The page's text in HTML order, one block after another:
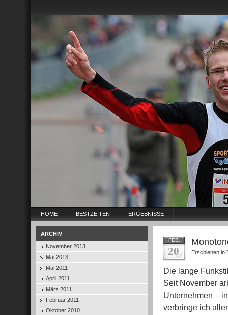
HOME BESTZEITEN ERGEBNISSE
ARCHIV
November 2013
Mai 2013
Mai 2011
April 2011
März 2011
Februar 2011
Oktober 2010
FEB.
20 Erschienen in
Die lange
Seit November
Unternehmen –
verbringe ich